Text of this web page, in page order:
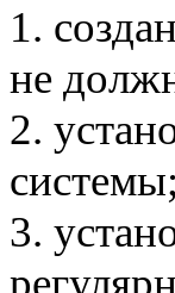
1.
не
2.
системы;
3.